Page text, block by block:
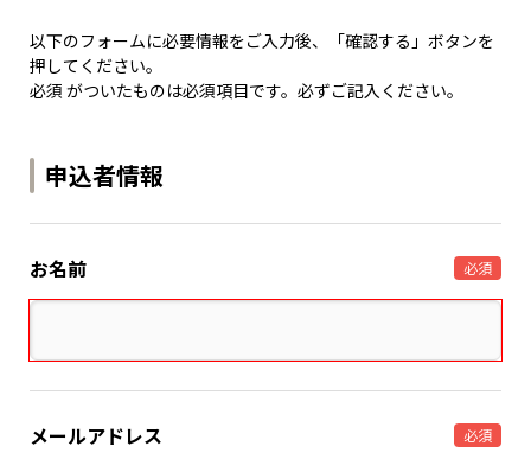
以下のフォームに必要情報をご入力後、「確認する」ボタンを
押してください。
必須 がついたものは必須項目です。必ずご記入ください。
申込者情報
お名前 必須
メールアドレス 必須